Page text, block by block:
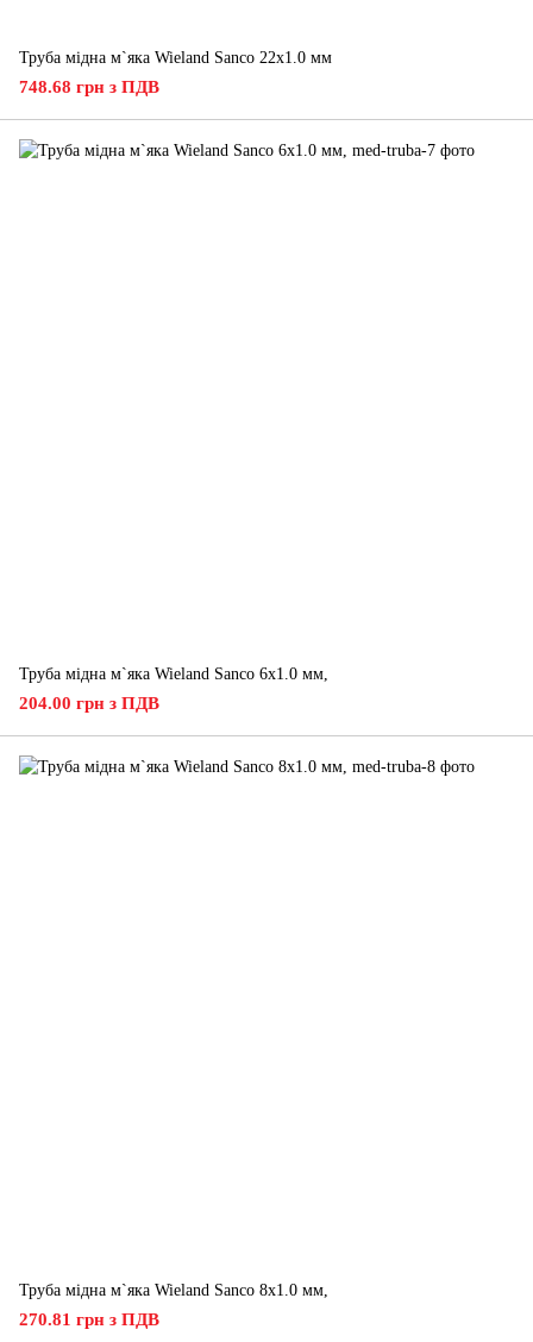
Труба мідна м`яка Wieland Sanco 22х1.0 мм
748.68 грн з ПДВ
Труба мідна м`яка Wieland Sanco 6х1.0 мм,
204.00 грн з ПДВ
Труба мідна м`яка Wieland Sanco 8х1.0 мм,
270.81 грн з ПДВ